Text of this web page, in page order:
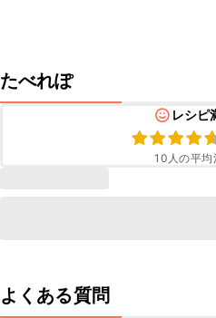
たべれぽ
レシピ
10 人の平均
よくある質問